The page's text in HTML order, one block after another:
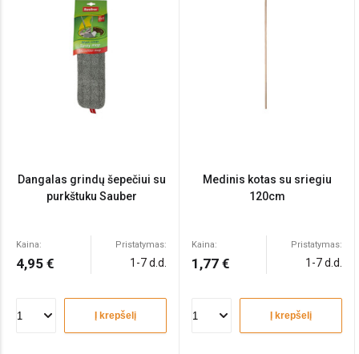
Dangalas grindų šepečiui su
purkštuku Sauber
Kaina:
4,95 €
Pristatymas:
1-7 d.d.
Į krepšelį
Medinis kotas su sriegiu
120cm
Kaina:
1,77 €
Pristatymas:
1-7 d.d.
Į krepšelį